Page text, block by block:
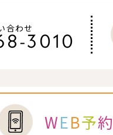
合わせ
3010
WEB予約